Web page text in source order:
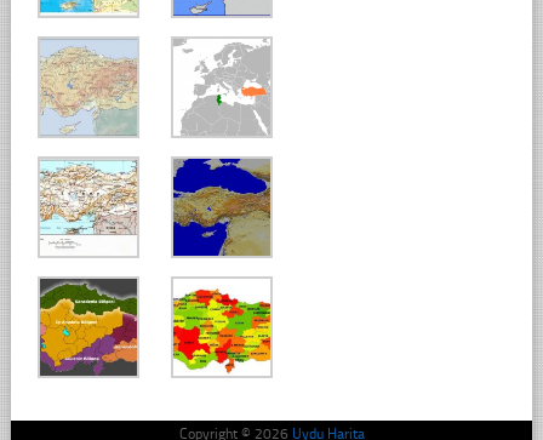
Copyright © 2026 Uydu Harita